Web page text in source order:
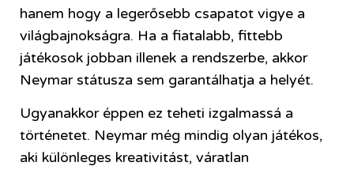
hanem hogy a legerősebb csapatot vigye a
világbajnokságra. Ha a fiatalabb, fittebb
játékosok jobban illenek a rendszerbe, akkor
Neymar státusza sem garantálhatja a helyét.
Ugyanakkor éppen ez teheti izgalmassá a
történetet. Neymar még mindig olyan játékos,
aki különleges kreativitást, váratlan